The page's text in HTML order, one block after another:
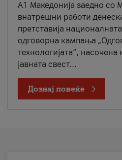
A1 Македонија заедно со
внатрешни работи
претставија
одговорна кампања
технологијата“,
јавната свест...
Дознај повеќе